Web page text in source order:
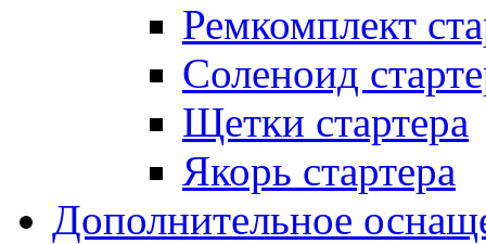
Ремкомплект
Соленоид
Щетки стартера
Якорь стартера
Дополнительное